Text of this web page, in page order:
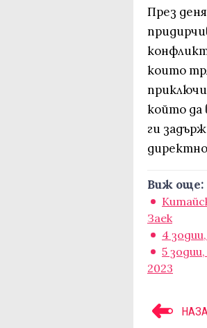
През
които
който да
ги
Виж още:
Заек
4
5
2023